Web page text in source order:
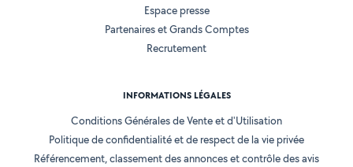
Espace presse
Partenaires et Grands Comptes
Recrutement
INFORMATIONS LÉGALES
Conditions Générales de Vente et d'Utilisation
Politique de confidentialité et de respect de la vie privée
Référencement, classement des annonces et contrôle des avis